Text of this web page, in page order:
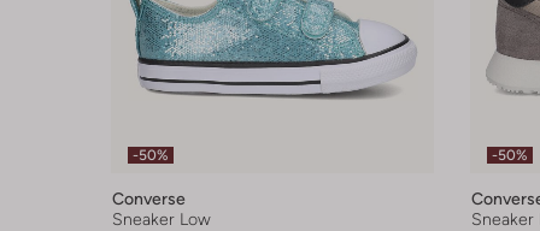
-50%
Converse
Sneaker Low
-50%
Sneaker